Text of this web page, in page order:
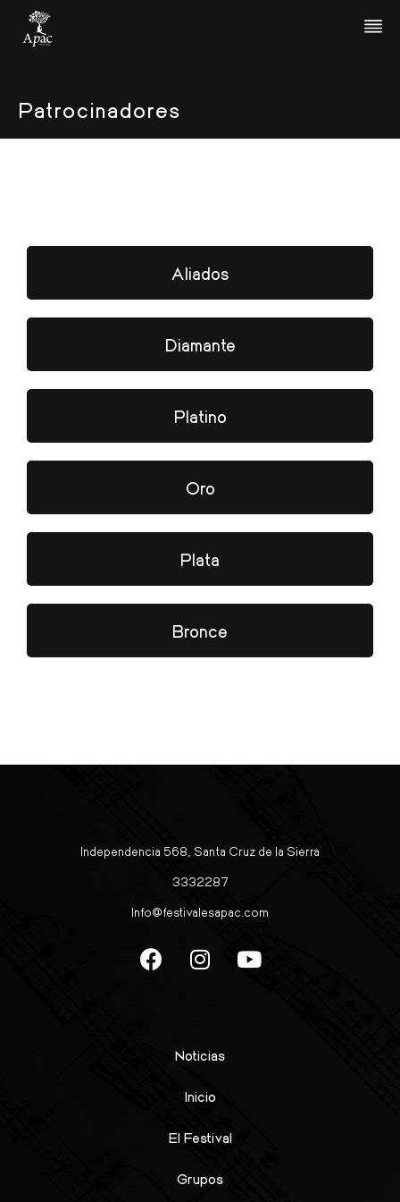
Patrocinadores
Aliados
Diamante
Platino
Oro
Plata
Bronce
Independencia 568, Santa Cruz de la Sierra
3332287
Info@festivalesapac.com
Noticias
Inicio
El Festival
Grupos